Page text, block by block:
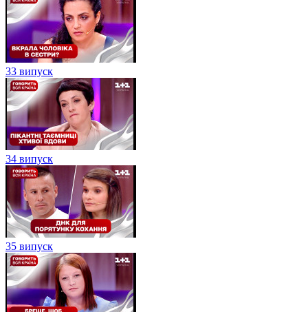
33 випуск
34 випуск
35 випуск